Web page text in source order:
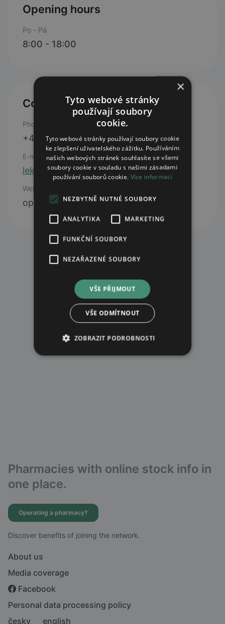
Opening hours
Po - Pá
8:00 - 18:00
Contacts
Phone
+420 311 745 101
E-mail
lekarnaberoun@senimed.cz
Web
open webpage
Pharmacies with online stock info in
one place.
Operating a pharmacy?
Discover benefits of joining the network.
About us
Media coverage
Facebook
Personal data processing policy
česky
english
×
Tyto webové stránky
používají soubory
cookie.
Tyto webové stránky používají soubory cookie
ke zlepšení uživatelského zážitku. Používáním
našich webových stránek souhlasíte se všemi
soubory cookie v souladu s našimi zásadami
používání souborů cookie. Více informací
NEZBYTNĚ NUTNÉ SOUBORY
ANALYTIKA MARKETING
FUNKČNÍ SOUBORY
NEZAŘAZENÉ SOUBORY
VŠE PŘIJMOUT
VŠE ODMÍTNOUT
ZOBRAZIT PODROBNOSTI